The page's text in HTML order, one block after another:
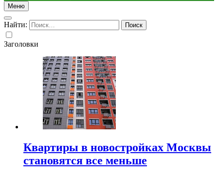
Меню
Найти:
Заголовки
Квартиры в новостройках Москвы
становятся все меньше